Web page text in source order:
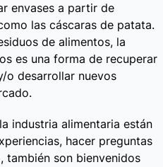
envases a partir de
las cáscaras de patata.
de alimentos, la
es una forma de recuperar
o desarrollar nuevos
industria alimentaria están
hacer preguntas
también son bienvenidos